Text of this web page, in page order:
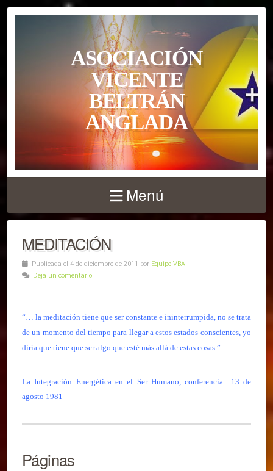
ASOCIACIÓN
VICENTE
BELTRÁN
ANGLADA
Menú
MEDITACIÓN
Publicada el 4 de diciembre de 2011 por Equipo VBA
Deja un comentario
“… la meditación tiene que ser constante e ininterrumpida, no se trata
de un momento del tiempo para llegar a estos estados conscientes, yo
diría que tiene que ser algo que esté más allá de estas cosas.”
La Integración Energética en el Ser Humano, conferencia 13 de
agosto 1981
Páginas